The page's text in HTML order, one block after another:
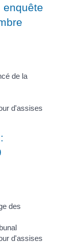
enquête
de la
d'assises
des
d'assises